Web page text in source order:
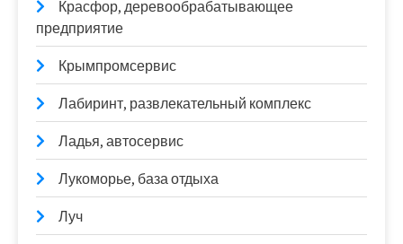
Красфор, деревообрабатывающее
предприятие
Крымпромсервис
Лабиринт, развлекательный комплекс
Ладья, автосервис
Лукоморье, база отдыха
Луч